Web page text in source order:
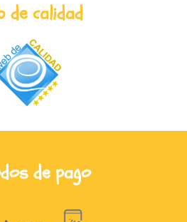
de calidad
de pago